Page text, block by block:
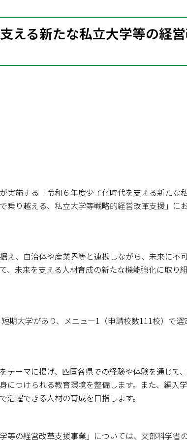
える新たな私立大学等の経
実施する「令和６年度少子化時代を支える新たな
乗り越える、私立大学等戦略的経営改革支援」に
え、自治体や産業界等と連携しながら、未来に不
、未来を支える人材育成の新たな機能強化に取り
期大学があり、メニュー1（申請校数111校）で
テーマに掲げ、四国各県での経験や体験を通じて
につけられる教育環境を整備します。また、編入
躍できる人材の育成を目指します。
等の経営改革支援事業」については、文部科学省